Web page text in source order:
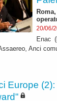
20/06/
Enac
Anci
Europe